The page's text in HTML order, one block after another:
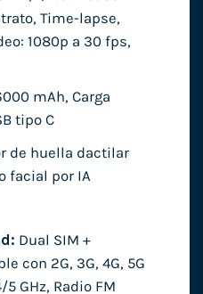
Time-lapse,
1080p a 30 fps,
mAh, Carga
tipo C
de huella dactilar
facial por IA
Dual SIM +
con 2G, 3G, 4G, 5G
5 GHz, Radio FM